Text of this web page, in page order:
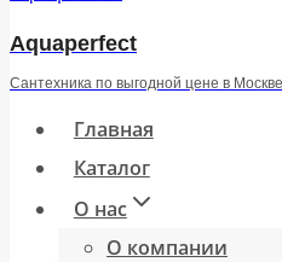
Aquaperfect
Сантехника по выгодной цене в
Главная
Каталог
О нас
О компании